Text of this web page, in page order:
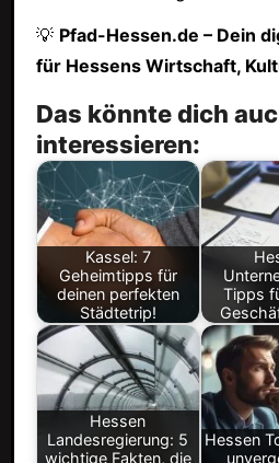
💡 Pfad-Hessen.de – Dein
für Hessens Wirtschaft,
Das könnte dich
interessieren:
Kassel: 7
Geheimtipps für
deinen perfekten
Städtetrip!
Tipps
Hessen
Landesregierung: 5
wichtige Fakten, die
Hessen